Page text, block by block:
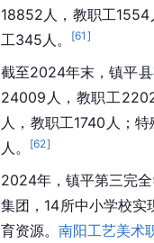
18852人，教职工
工345人。
[61 ]
截至2024年末，镇平
24009人，教职工
人，教职工1740人；
人。
[62]
2024年，镇平第三完
集团，14所中小学校实
育资源。 南阳工艺美术